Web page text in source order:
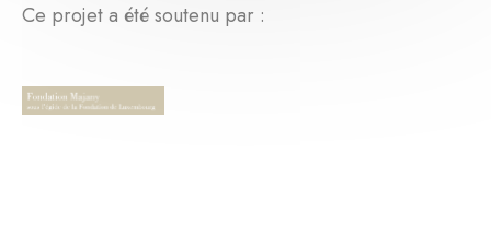
Ce projet a été soutenu par :